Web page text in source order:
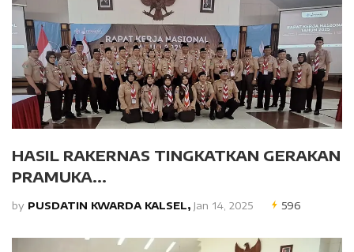
HASIL RAKERNAS TINGKATKAN GERAKAN
PRAMUKA...
by PUSDATIN KWARDA KALSEL, Jan 14, 2025 596